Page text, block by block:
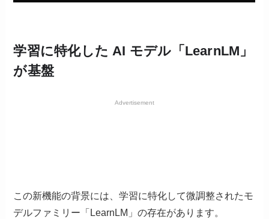
学習に特化した AI モデル「LearnLM」
が基盤
Advertisement
この新機能の背景には、学習に特化して微調整されたモ
デルファミリー「LearnLM」の存在があります。